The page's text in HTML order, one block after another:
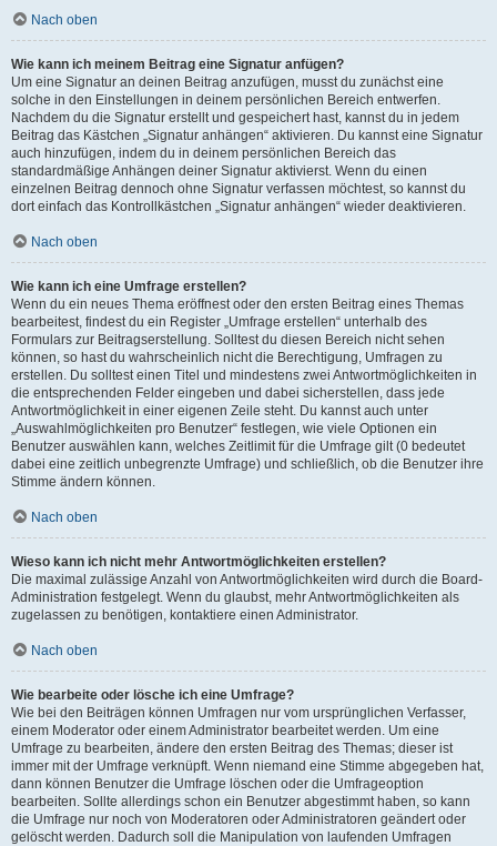
Nach oben
Wie kann ich meinem Beitrag eine Signatur anfügen?
Um eine Signatur an deinen Beitrag anzufügen, musst du zunächst eine
solche in den Einstellungen in deinem persönlichen Bereich entwerfen.
Nachdem du die Signatur erstellt und gespeichert hast, kannst du in jedem
Beitrag das Kästchen „Signatur anhängen“ aktivieren. Du kannst eine Signatur
auch hinzufügen, indem du in deinem persönlichen Bereich das
standardmäßige Anhängen deiner Signatur aktivierst. Wenn du einen
einzelnen Beitrag dennoch ohne Signatur verfassen möchtest, so kannst du
dort einfach das Kontrollkästchen „Signatur anhängen“ wieder deaktivieren.
Nach oben
Wie kann ich eine Umfrage erstellen?
Wenn du ein neues Thema eröffnest oder den ersten Beitrag eines Themas
bearbeitest, findest du ein Register „Umfrage erstellen“ unterhalb des
Formulars zur Beitragserstellung. Solltest du diesen Bereich nicht sehen
können, so hast du wahrscheinlich nicht die Berechtigung, Umfragen zu
erstellen. Du solltest einen Titel und mindestens zwei Antwortmöglichkeiten in
die entsprechenden Felder eingeben und dabei sicherstellen, dass jede
Antwortmöglichkeit in einer eigenen Zeile steht. Du kannst auch unter
„Auswahlmöglichkeiten pro Benutzer“ festlegen, wie viele Optionen ein
Benutzer auswählen kann, welches Zeitlimit für die Umfrage gilt (0 bedeutet
dabei eine zeitlich unbegrenzte Umfrage) und schließlich, ob die Benutzer ihre
Stimme ändern können.
Nach oben
Wieso kann ich nicht mehr Antwortmöglichkeiten erstellen?
Die maximal zulässige Anzahl von Antwortmöglichkeiten wird durch die Board-
Administration festgelegt. Wenn du glaubst, mehr Antwortmöglichkeiten als
zugelassen zu benötigen, kontaktiere einen Administrator.
Nach oben
Wie bearbeite oder lösche ich eine Umfrage?
Wie bei den Beiträgen können Umfragen nur vom ursprünglichen Verfasser,
einem Moderator oder einem Administrator bearbeitet werden. Um eine
Umfrage zu bearbeiten, ändere den ersten Beitrag des Themas; dieser ist
immer mit der Umfrage verknüpft. Wenn niemand eine Stimme abgegeben hat,
dann können Benutzer die Umfrage löschen oder die Umfrageoption
bearbeiten. Sollte allerdings schon ein Benutzer abgestimmt haben, so kann
die Umfrage nur noch von Moderatoren oder Administratoren geändert oder
gelöscht werden. Dadurch soll die Manipulation von laufenden Umfragen